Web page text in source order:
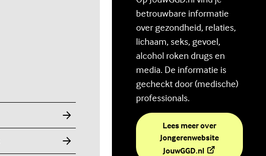
betrouwbare informatie
over gezondheid, relaties,
lichaam, seks, gevoel,
alcohol roken drugs en
media. De informatie is
gecheckt door (medische)
professionals.
Lees meer over
Jongerenwebsite
JouwGGD.nl(Externe link)